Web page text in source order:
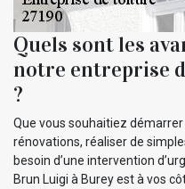
Quels sont les
notre entreprise
?
Que vous souhaitiez
rénovations, réaliser de
besoin d’une intervention
Brun Luigi à Burey est à vos